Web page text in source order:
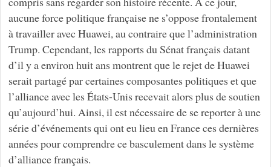
aucune force politique française ne s’oppose frontalement
à travailler avec Huawei, au contraire que l’administration
Trump. Cependant, les rapports du Sénat français datant
d’il y a environ huit ans montrent que le rejet de Huawei
serait partagé par certaines composantes politiques et que
l’alliance avec les États-Unis recevait alors plus de soutien
qu’aujourd’hui. Ainsi, il est nécessaire de se reporter à une
série d’événements qui ont eu lieu en France ces dernières
années pour comprendre ce basculement dans le système
d’alliance français.